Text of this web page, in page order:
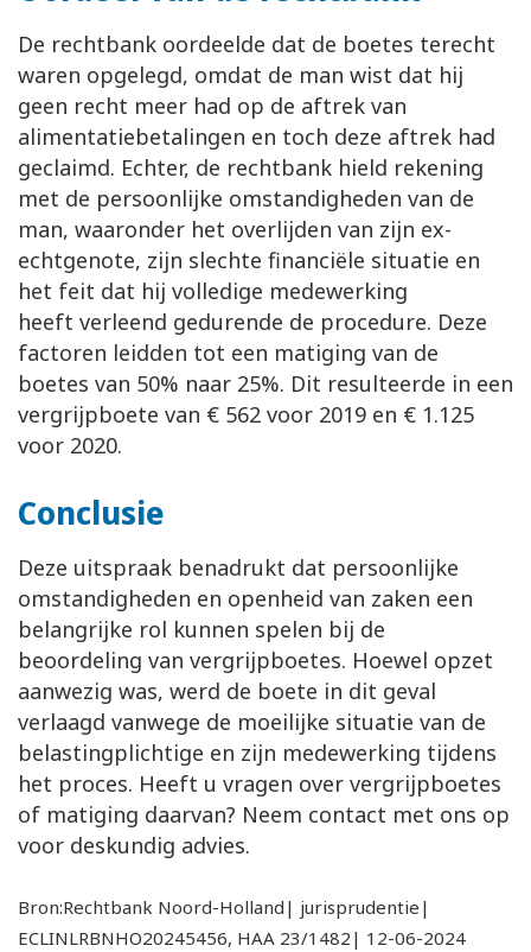
De rechtbank oordeelde dat de boetes terecht
waren opgelegd, omdat de man wist dat hij
geen recht meer had op de aftrek van
alimentatiebetalingen en toch deze aftrek had
geclaimd. Echter, de rechtbank hield rekening
met de persoonlijke omstandigheden van de
man, waaronder het overlijden van zijn ex-
echtgenote, zijn slechte financiële situatie en
het feit dat hij volledige medewerking
heeft verleend gedurende de procedure. Deze
factoren leidden tot een matiging van de
boetes van 50% naar 25%. Dit resulteerde in een
vergrijpboete van € 562 voor 2019 en € 1.125
voor 2020.
Conclusie
Deze uitspraak benadrukt dat persoonlijke
omstandigheden en openheid van zaken een
belangrijke rol kunnen spelen bij de
beoordeling van vergrijpboetes. Hoewel opzet
aanwezig was, werd de boete in dit geval
verlaagd vanwege de moeilijke situatie van de
belastingplichtige en zijn medewerking tijdens
het proces. Heeft u vragen over vergrijpboetes
of matiging daarvan? Neem contact met ons op
voor deskundig advies.
Bron:Rechtbank Noord-Holland| jurisprudentie|
ECLINLRBNHO20245456, HAA 23/1482| 12-06-2024